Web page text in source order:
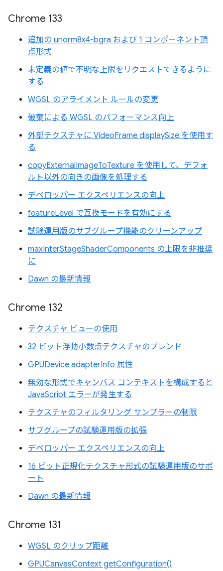
Chrome 133
追加の unorm8x4-bgra および 1 コンポーネント頂
点形式
未定義の値で不明な上限をリクエストできるように
する
WGSL のアライメント ルールの変更
破棄による WGSL のパフォーマンス向上
外部テクスチャに VideoFrame displaySize を使用す
る
copyExternalImageToTexture を使用して、デフォ
ルト以外の向きの画像を処理する
デベロッパー エクスペリエンスの向上
featureLevel で互換モードを有効にする
試験運用版のサブグループ機能のクリーンアップ
maxInterStageShaderComponents の上限を非推奨
に
Dawn の最新情報
Chrome 132
テクスチャ ビューの使用
32 ビット浮動小数点テクスチャのブレンド
GPUDevice adapterInfo 属性
無効な形式でキャンバス コンテキストを構成すると
JavaScript エラーが発生する
テクスチャのフィルタリング サンプラーの制限
サブグループの試験運用版の拡張
デベロッパー エクスペリエンスの向上
16 ビット正規化テクスチャ形式の試験運用版のサポ
ート
Dawn の最新情報
Chrome 131
WGSL のクリップ距離
GPUCanvasContext getConfiguration()